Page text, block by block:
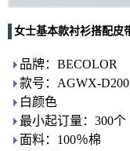
女士基本款衬衫搭配皮
品牌：BECOLOR
款号：AGWX-
白颜色
最小起订量：300个
面料：100％棉